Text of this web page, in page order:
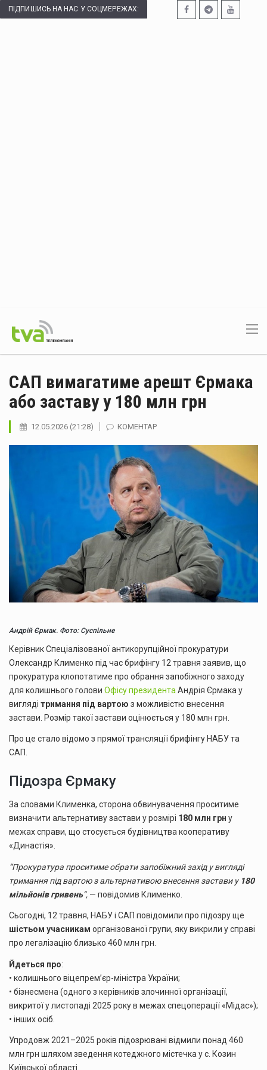
ПІДПИШИСЬ НА НАС У СОЦМЕРЕЖАХ:
САП вимагатиме арешт Єрмака
або заставу у 180 млн грн
12.05.2026 (21:28) КОМЕНТАР
Андрій Єрмак. Фото: Суспільне
Керівник Спеціалізованої антикорупційної прокуратури
Олександр Клименко під час брифінгу 12 травня заявив, що
прокуратура клопотатиме про обрання запобіжного заходу
для колишнього голови Офісу президента Андрія Єрмака у
вигляді тримання під вартою з можливістю внесення
застави. Розмір такої застави оцінюється у 180 млн грн.
Про це стало відомо з прямої трансляції брифінгу НАБУ та
САП.
Підозра Єрмаку
За словами Клименка, сторона обвинувачення проситиме
визначити альтернативу застави у розмірі 180 млн грн у
межах справи, що стосується будівництва кооперативу
«Династія».
“Прокуратура проситиме обрати запобіжний захід у вигляді
тримання під вартою з альтернативою внесення застави у 180
мільйонів гривень“, — повідомив Клименко.
Сьогодні, 12 травня, НАБУ і САП повідомили про підозру ще
шістьом учасникам організованої групи, яку викрили у справі
про легалізацію близько 460 млн грн.
Йдеться про:
• колишнього віцепрем’єр-міністра України;
• бізнесмена (одного з керівників злочинної організації,
викритої у листопаді 2025 року в межах спецоперації «Мідас»);
• інших осіб.
Упродовж 2021–2025 років підозрювані відмили понад 460
млн грн шляхом зведення котеджного містечка у с. Козин
Київської області.